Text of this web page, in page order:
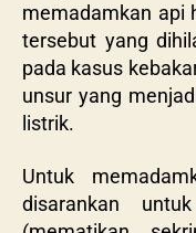
memadamkan api
tersebut yang
pada kasus
unsur yang
listrik.
Untuk
disarankan